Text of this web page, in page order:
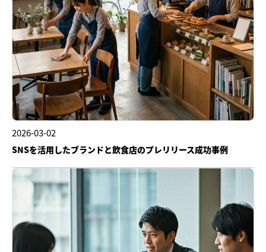
2026-03-02
SNSを活用したブランドと飲食店のプレリリース成功事例